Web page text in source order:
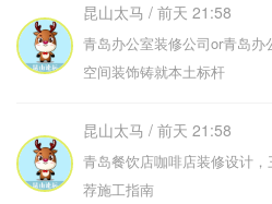
昆山太马 / 前天 21:58
青岛办公室装修公司or青岛
空间装饰铸就本土标杆
昆山太马 / 前天 21:58
青岛餐饮店咖啡店装修设计
荐施工指南